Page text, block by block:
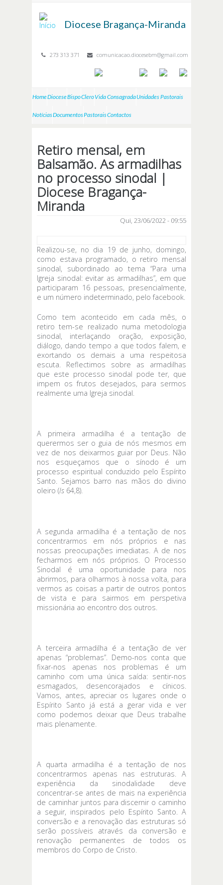
Diocese Bragança-Miranda
273 313 371 comunicacao.diocesebm@gmail.com
HomeDioceseBispoCleroVida ConsagradaUnidades Pastorais
NotíciasDocumentosPastoraisContactos
Retiro mensal, em
Balsamão. As armadilhas
no processo sinodal |
Diocese Bragança-
Miranda
Qui, 23/06/2022 - 09:55
Realizou-se, no dia 19 de junho, domingo,
como estava programado, o retiro mensal
sinodal, subordinado ao tema “Para uma
Igreja sinodal: evitar as armadilhas”, em que
participaram 16 pessoas, presencialmente,
e um número indeterminado, pelo facebook.
Como tem acontecido em cada mês, o
retiro tem-se realizado numa metodologia
sinodal, interlaçando oração, exposição,
diálogo, dando tempo a que todos falem, e
exortando os demais a uma respeitosa
escuta. Reflectimos sobre as armadilhas
que este processo sinodal pode ter, que
impem os frutos desejados, para sermos
realmente uma Igreja sinodal.
A primeira armadilha é a tentação de
querermos ser o guia de nós mesmos em
vez de nos deixarmos guiar por Deus. Não
nos esqueçamos que o sínodo é um
processo espiritual conduzido pelo Espírito
Santo. Sejamos barro nas mãos do divino
oleiro (Is 64,8).
A segunda armadilha é a tentação de nos
concentrarmos em nós próprios e nas
nossas preocupações imediatas. A de nos
fecharmos em nós próprios. O Processo
Sinodal é uma oportunidade para nos
abrirmos, para olharmos à nossa volta, para
vermos as coisas a partir de outros pontos
de vista e para sairmos em perspetiva
missionária ao encontro dos outros.
A terceira armadilha é a tentação de ver
apenas “problemas”. Demo-nos conta que
fixar-nos apenas nos problemas é um
caminho com uma única saída: sentir-nos
esmagados, desencorajados e cínicos.
Vamos, antes, apreciar os lugares onde o
Espírito Santo já está a gerar vida e ver
como podemos deixar que Deus trabalhe
mais plenamente.
A quarta armadilha é a tentação de nos
concentrarmos apenas nas estruturas. A
experiência da sinodalidade deve
concentrar-se antes de mais na experiência
de caminhar juntos para discernir o caminho
a seguir, inspirados pelo Espírito Santo. A
conversão e a renovação das estruturas só
serão possíveis através da conversão e
renovação permanentes de todos os
membros do Corpo de Cristo.